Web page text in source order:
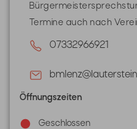
Termine auch nach
07332966921
Öffnungszeiten
Geschlossen